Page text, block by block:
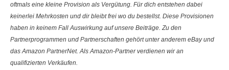
oftmals eine kleine Provision als Vergütung. Für dich entstehen dabei
keinerlei Mehrkosten und dir bleibt frei wo du bestellst. Diese Provisionen
haben in keinem Fall Auswirkung auf unsere Beiträge. Zu den
Partnerprogrammen und Partnerschaften gehört unter anderem eBay und
das Amazon PartnerNet. Als Amazon-Partner verdienen wir an
qualifizierten Verkäufen.